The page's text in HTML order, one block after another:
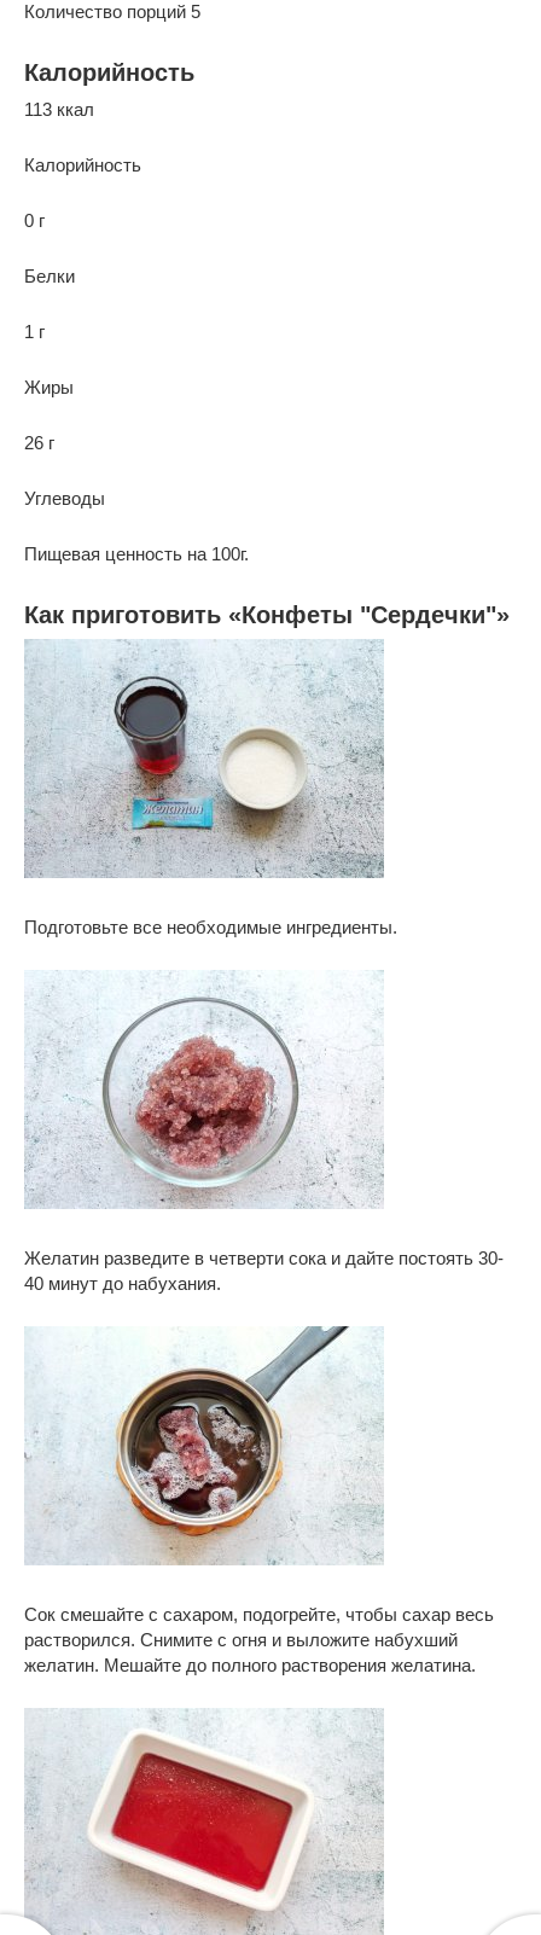
Количество порций 5
Калорийность
113 ккал
Калорийность
0 г
Белки
1 г
Жиры
26 г
Углеводы
Пищевая ценность на 100г.
Как приготовить «Конфеты "Сердечки"»
Подготовьте все необходимые ингредиенты.
Желатин разведите в четверти сока и дайте постоять 30-
40 минут до набухания.
Сок смешайте с сахаром, подогрейте, чтобы сахар весь
растворился. Снимите с огня и выложите набухший
желатин. Мешайте до полного растворения желатина.